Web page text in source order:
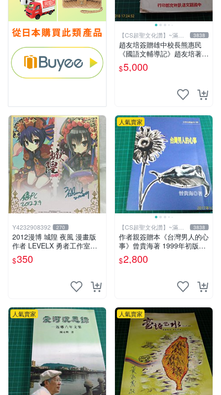
【CS超聖文化讚】~滿千
元送運
3838
趙友培簽贈雄中校長熊惠民
《國語文輔導記》趙友培著
中國語文通訊研究部印行 民
國53年臺北初版 書背封底有
$5,000
Y4232908392 270
2012漫博 城隍 夜風 漫畫版
作者 LEVELX 勇者工作室羊
仔 簽名板
$350
人氣賣家
【CS超聖文化讚】~滿千
元送運
3838
作者親簽贈本《台灣男人的心
事》曾貴海著 1999年初版一
刷 春暉出版 【CS超聖文化
讚】
$2,800
人氣賣家 人氣賣家